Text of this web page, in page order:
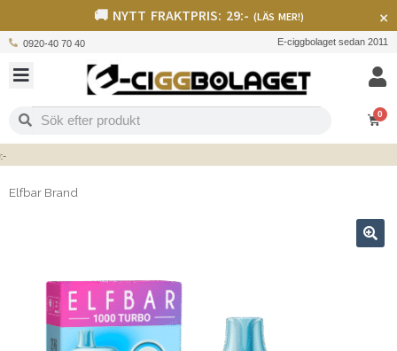
🚚 NYTT FRAKTPRIS: 29:- (LÄS MER!) ×
0920-40 70 40 E-ciggbolaget sedan 2011
0
Elfbar Brand